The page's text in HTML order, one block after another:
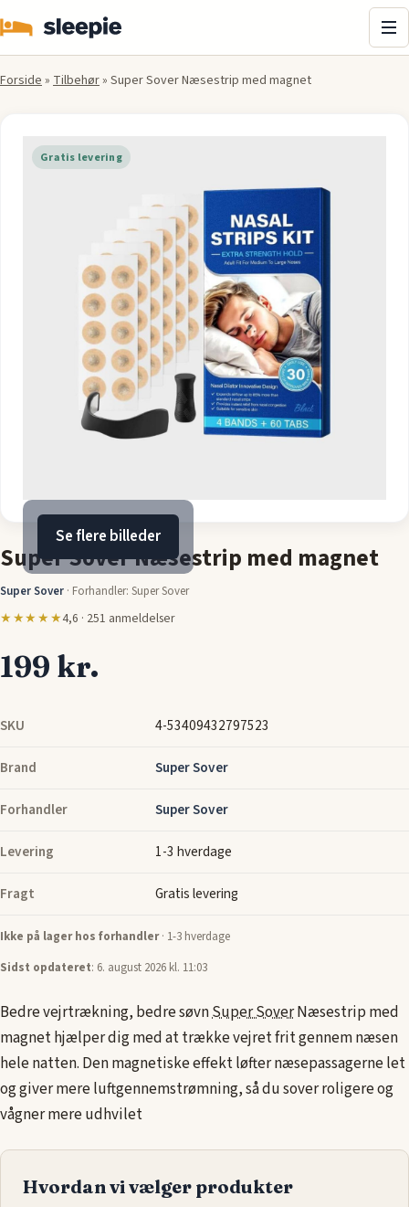
Forside» Tilbehør» Super Sover Næsestrip med magnet
Gratis levering
Se flere billeder
SKU 4-53409432797523
Brand Super Sover
Forhandler Super Sover
Levering 1-3 hverdage
Fragt Gratis levering
Super Sover Næsestrip med magnet
Super Sover · Forhandler: Super Sover
★★★★★4,6 · 251 anmeldelser
199 kr.
Ikke på lager hos forhandler· 1-3 hverdage
Sidst opdateret: 6. august 2026 kl. 11:03
Bedre vejrtrækning, bedre søvnSuper SoverNæsestrip med
magnet hjælper dig med at trække vejret frit gennem næsen
hele natten. Den magnetiske effekt løfter næsepassagerne let
og giver mere luftgennemstrømning, så du sover roligere og
vågner mere udhvilet
Hvordan vi vælger produkter